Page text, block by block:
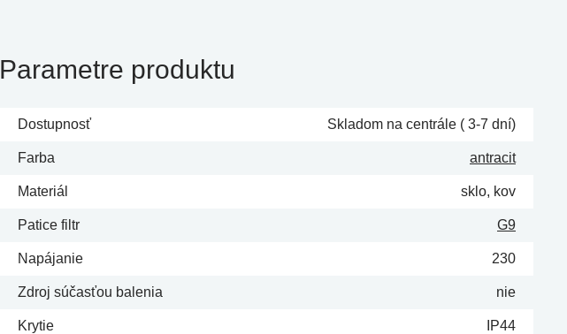
Parametre produktu
Dostupnosť Skladom na centrále ( 3-7 dní)
Farba antracit
Materiál sklo, kov
Patice filtr G9
Napájanie 230
Zdroj súčasťou balenia nie
Krytie IP44